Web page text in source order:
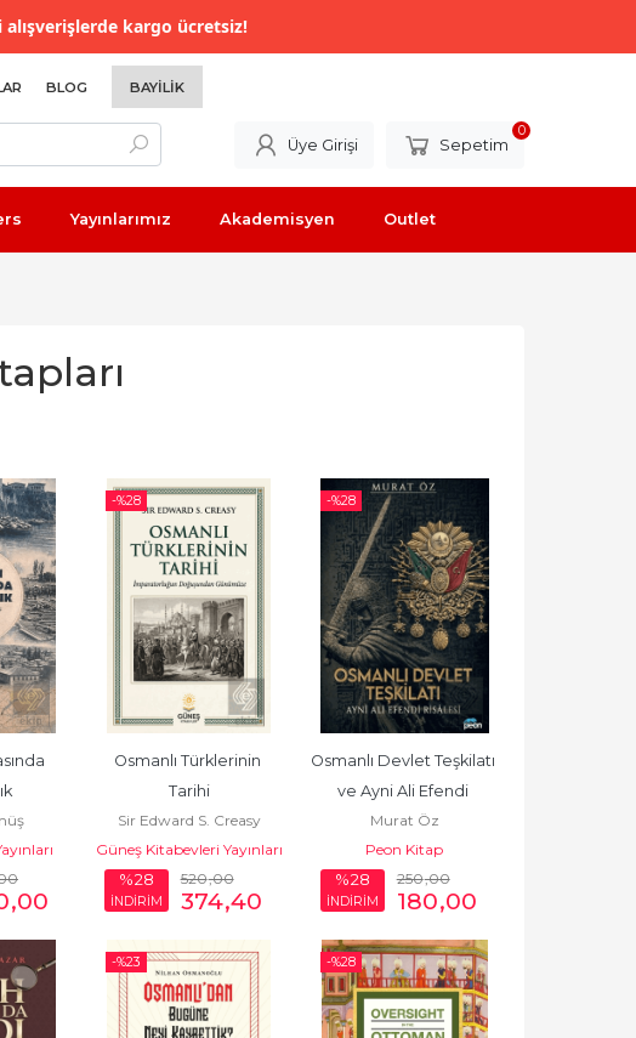
kargo ücretsiz!
BLOG BAYILIK
Üye Girişi Sepetim
0
Yayınlarımız Akademisyen Outlet
,00
-%28
Osmanlı Türklerinin
Tarihi
Sir Edward S. Creasy
Güneş Kitabevleri Yayınları
%28
İNDİRİM
520,00
374,40
-%28
Osmanlı Devlet Teşkilatı
ve Ayni Ali Efendi
Risalesi
Murat Öz
Peon Kitap
%28
İNDİRİM
250,00
180,00
-%23 -%28